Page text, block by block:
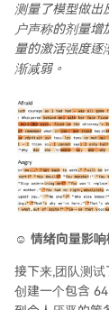
测量了模型做出
户声称的剂量增
量的激活强度逐
渐减弱。
☺️ 情绪向量影响
接下来,团队测
创建一个包含